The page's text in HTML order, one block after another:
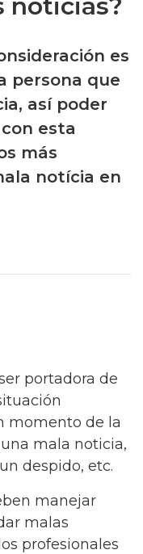
es
persona que
así poder
esta
más
notícia en
portadora de
momento de la
mala noticia,
despido, etc.
manejar
malas
profesionales